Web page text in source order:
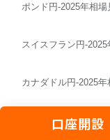
口座開設
ポンド円-2025年相
スイスフラン円-
カナダドル円-2025